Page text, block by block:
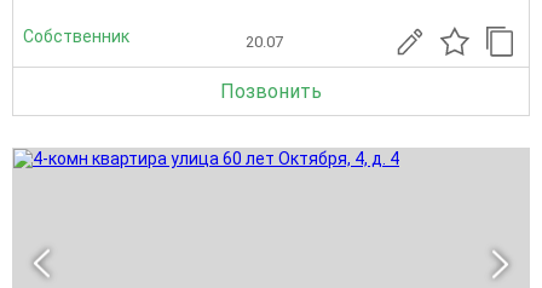
Собственник 20.07
Позвонить